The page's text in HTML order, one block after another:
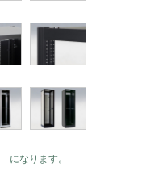
なります。